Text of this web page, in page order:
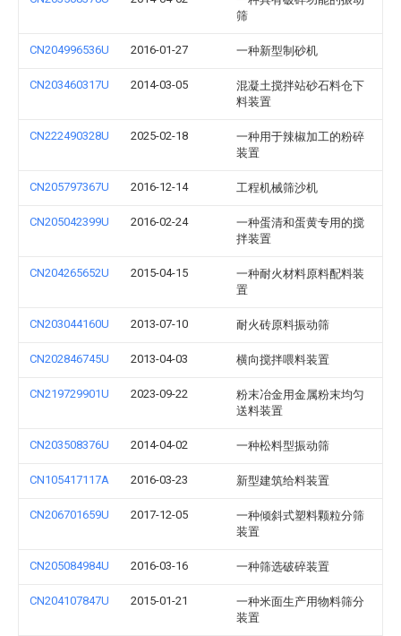
筛
CN204996536U 2016-01-27 一种新型制砂机
CN203460317U 2014-03-05
混凝土搅拌站砂石料仓下
料装置
CN222490328U 2025-02-18
一种用于辣椒加工的粉碎
装置
CN205797367U 2016-12-14 工程机械筛沙机
CN205042399U 2016-02-24
一种蛋清和蛋黄专用的搅
拌装置
CN204265652U 2015-04-15
一种耐火材料原料配料装
置
CN203044160U 2013-07-10 耐火砖原料振动筛
CN202846745U 2013-04-03 横向搅拌喂料装置
CN219729901U 2023-09-22
粉末冶金用金属粉末均匀
送料装置
CN203508376U 2014-04-02 一种松料型振动筛
CN105417117A 2016-03-23 新型建筑给料装置
CN206701659U 2017-12-05
一种倾斜式塑料颗粒分筛
装置
CN205084984U 2016-03-16 一种筛选破碎装置
CN204107847U 2015-01-21
一种米面生产用物料筛分
装置